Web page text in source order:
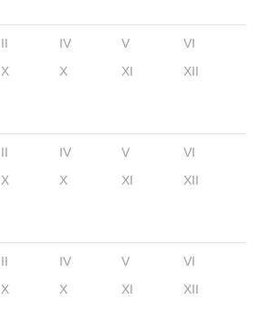
IV V
VI
X XI XII
IV V
VI
X XI XII
IV V
VI
X XI XII